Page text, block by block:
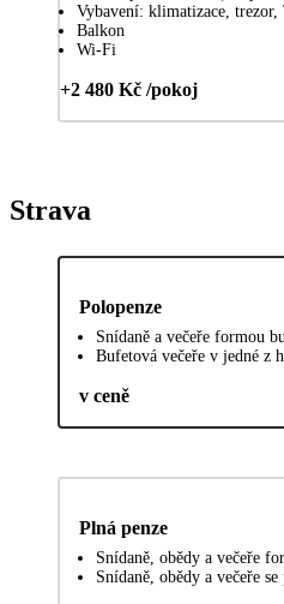
Vybavení: klimatizace,
Balkon
Wi-Fi
+2 480 Kč /pokoj
Strava
Polopenze
Snídaně a večeře formou
Bufetová večeře v jedné z
v ceně
Plná penze
Snídaně, obědy a večeře
Snídaně, obědy a večeře